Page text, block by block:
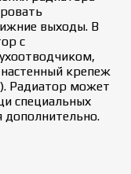
выходы. В
с
крепеж
Радиатор может
специальных
дополнительно.